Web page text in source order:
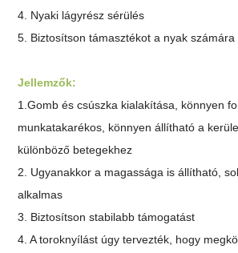
4. Nyaki lágyrész sérülés
5. Biztosítson támasztékot a nyak számára
Jellemzők:
1.Gomb és csúszka kialakítása, könnyen
munkatakarékos, könnyen állítható a
különböző betegekhez
2. Ugyanakkor a magassága is állítható,
alkalmas
3. Biztosítson stabilabb támogatást
4. A toroknyílást úgy tervezték, hogy